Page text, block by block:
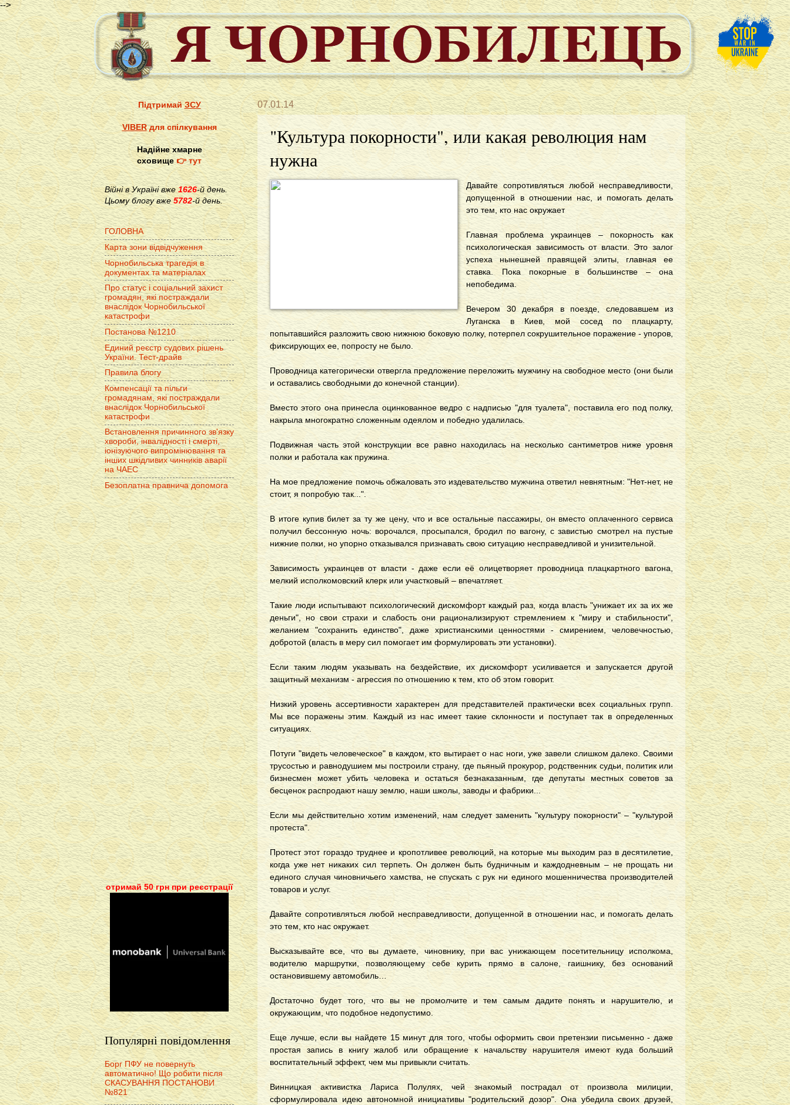
-->
07.01.14
"Культура покорности", или какая революция нам
нужна
Давайте сопротивляться любой несправедливости,
допущенной в отношении нас, и помогать делать
это тем, кто нас окружает
Главная проблема украинцев – покорность как
психологическая зависимость от власти. Это залог
успеха нынешней правящей элиты, главная ее
ставка. Пока покорные в большинстве – она
непобедима.
Вечером 30 декабря в поезде, следовавшем из
Луганска в Киев, мой сосед по плацкарту,
попытавшийся разложить свою нижнюю боковую полку, потерпел сокрушительное поражение - упоров,
фиксирующих ее, попросту не было.
Проводница категорически отвергла предложение переложить мужчину на свободное место (они были
и оставались свободными до конечной станции).
Вместо этого она принесла оцинкованное ведро с надписью "для туалета", поставила его под полку,
накрыла многократно сложенным одеялом и победно удалилась.
Подвижная часть этой конструкции все равно находилась на несколько сантиметров ниже уровня
полки и работала как пружина.
На мое предложение помочь обжаловать это издевательство мужчина ответил невнятным: "Нет-нет, не
стоит, я попробую так...".
В итоге купив билет за ту же цену, что и все остальные пассажиры, он вместо оплаченного сервиса
получил бессонную ночь: ворочался, просыпался, бродил по вагону, с завистью смотрел на пустые
нижние полки, но упорно отказывался признавать свою ситуацию несправедливой и унизительной.
Зависимость украинцев от власти - даже если её олицетворяет проводница плацкартного вагона,
мелкий исполкомовский клерк или участковый – впечатляет.
Такие люди испытывают психологический дискомфорт каждый раз, когда власть "унижает их за их же
деньги", но свои страхи и слабость они рационализируют стремлением к "миру и стабильности",
желанием "сохранить единство", даже христианскими ценностями - смирением, человечностью,
добротой (власть в меру сил помогает им формулировать эти установки).
Если таким людям указывать на бездействие, их дискомфорт усиливается и запускается другой
защитный механизм - агрессия по отношению к тем, кто об этом говорит.
Низкий уровень ассертивности характерен для представителей практически всех социальных групп.
Мы все поражены этим. Каждый из нас имеет такие склонности и поступает так в определенных
ситуациях.
Потуги "видеть человеческое" в каждом, кто вытирает о нас ноги, уже завели слишком далеко. Своими
трусостью и равнодушием мы построили страну, где пьяный прокурор, родственник судьи, политик или
бизнесмен может убить человека и остаться безнаказанным, где депутаты местных советов за
бесценок распродают нашу землю, наши школы, заводы и фабрики...
Если мы действительно хотим изменений, нам следует заменить "культуру покорности" – "культурой
протеста".
Протест этот гораздо труднее и кропотливее революций, на которые мы выходим раз в десятилетие,
когда уже нет никаких сил терпеть. Он должен быть будничным и каждодневным – не прощать ни
единого случая чиновничьего хамства, не спускать с рук ни единого мошенничества производителей
товаров и услуг.
Давайте сопротивляться любой несправедливости, допущенной в отношении нас, и помогать делать
это тем, кто нас окружает.
Высказывайте все, что вы думаете, чиновнику, при вас унижающем посетительницу исполкома,
водителю маршрутки, позволяющему себе курить прямо в салоне, гаишнику, без оснований
остановившему автомобиль…
Достаточно будет того, что вы не промолчите и тем самым дадите понять и нарушителю, и
окружающим, что подобное недопустимо.
Еще лучше, если вы найдете 15 минут для того, чтобы оформить свои претензии письменно - даже
простая запись в книгу жалоб или обращение к начальству нарушителя имеют куда больший
воспитательный эффект, чем мы привыкли считать.
Винницкая активистка Лариса Полулях, чей знакомый пострадал от произвола милиции,
сформулировала идею автономной инициативы "родительский дозор". Она убедила своих друзей,
ПідтримайЗСУ
VIBERдля спілкування
Надійне хмарне
сховище👉 тут
Війні в Україні вже1626-й день.
Цьому блогу вже 5782-й день.
ГОЛОВНА
Карта зони відвідчуження
Чорнобильська трагедія в
документах та матеріалах
Про статус і соціальний захист
громадян, які постраждали
внаслідок Чорнобильської
катастрофи
Постанова №1210
Единий реєстр судових рішень
України. Тест-драйв
Правила блогу
Компенсації та пільги
громадянам, які постраждали
внаслідок Чорнобильської
катастрофи
Встановлення причинного зв'язку
хвороби, інвалідності і смерті,
іонізуючого випромінювання та
інших шкідливих чинників аварії
на ЧАЕС
Безоплатна правнича допомога
отримай 50 грн при реєстрації
Популярні повідомлення
Борг ПФУ не повернуть
автоматично! Що робити після
СКАСУВАННЯ ПОСТАНОВИ
№821